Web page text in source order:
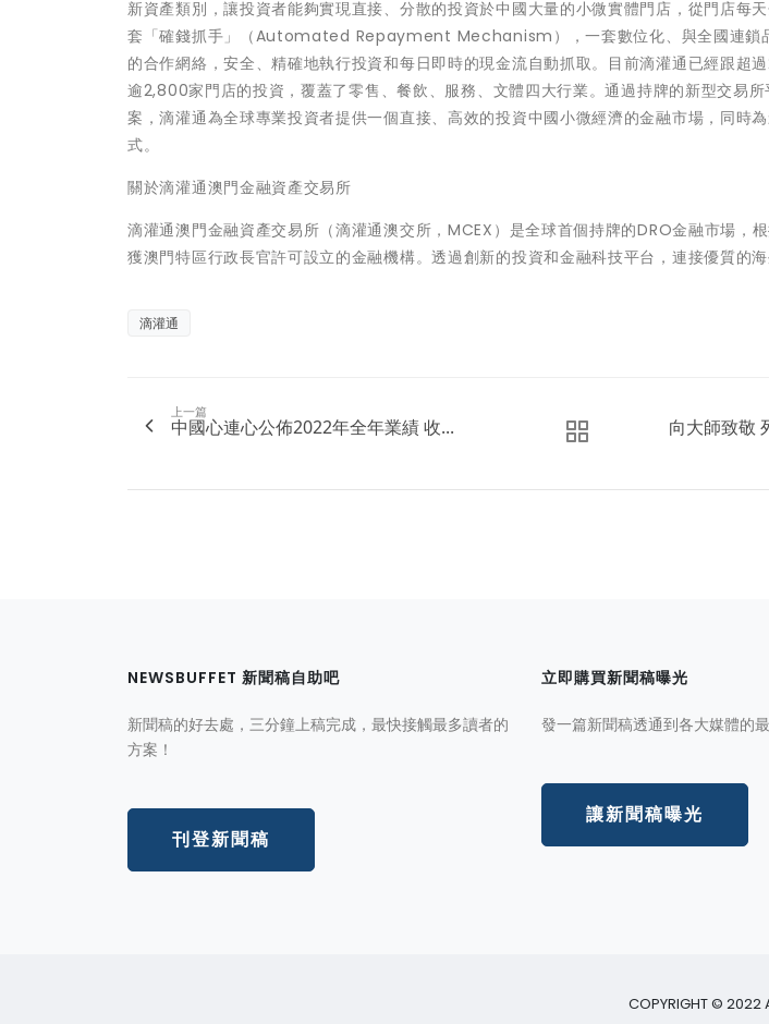
新資產類別，讓投資者能夠實現直接、分散的投資於中國大量的小微實體門店，從門店每
套「確錢抓手」（Automated Repayment Mechanism），一套數位化、與全國連鎖
的合作網絡，安全、精確地執行投資和每日即時的現金流自動抓取。目前滴灌通已經跟超
逾2,800家門店的投資，覆蓋了零售、餐飲、服務、文體四大行業。通過持牌的新型交易
案，滴灌通為全球專業投資者提供一個直接、高效的投資中國小微經濟的金融市場，同時
式。
關於滴灌通澳門金融資產交易所
滴灌通澳門金融資產交易所（滴灌通澳交所，MCEX）是全球首個持牌的DRO金融市場，
獲澳門特區行政長官許可設立的金融機構。透過創新的投資和金融科技平台，連接優質的海
滴灌通
上一篇
中國心連心公佈2022年全年業績 收... 向大師致敬
NEWSBUFFET 新聞稿自助吧
新聞稿的好去處，三分鐘上稿完成，最快接觸最多讀者的
方案！
刊登新聞稿
立即購買新聞稿曝光
發一篇新聞稿透通到各大媒體的
讓新聞稿曝光
COPYRIGHT © 2022